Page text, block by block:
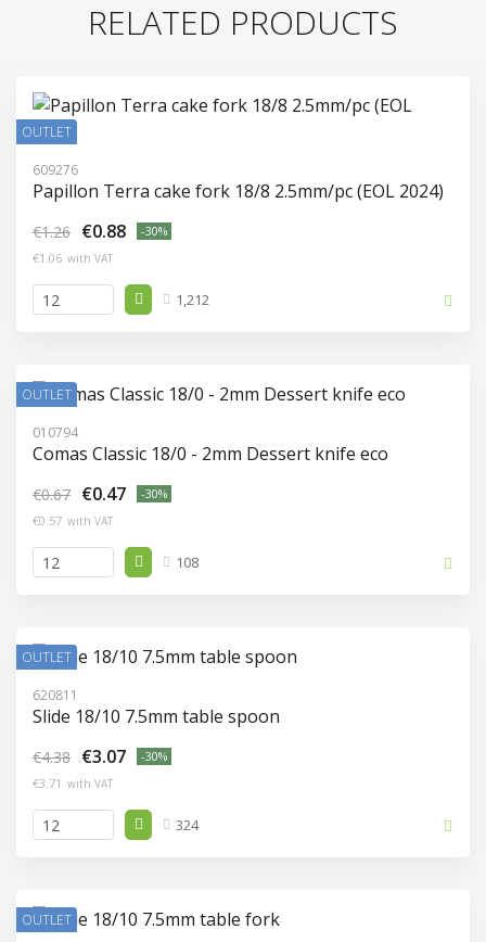
RELATED PRODUCTS
OUTLET
609276
Papillon Terra cake fork 18/8 2.5mm/pc (EOL 2024)
€1.26 €0.88
-30%
€1.06 with VAT
1,212
OUTLET
010794
Comas Classic 18/0 - 2mm Dessert knife eco
€0.67 €0.47
-30%
€0.57 with VAT
108
OUTLET
620811
Slide 18/10 7.5mm table spoon
€4.38 €3.07
-30%
€3.71 with VAT
324
OUTLET